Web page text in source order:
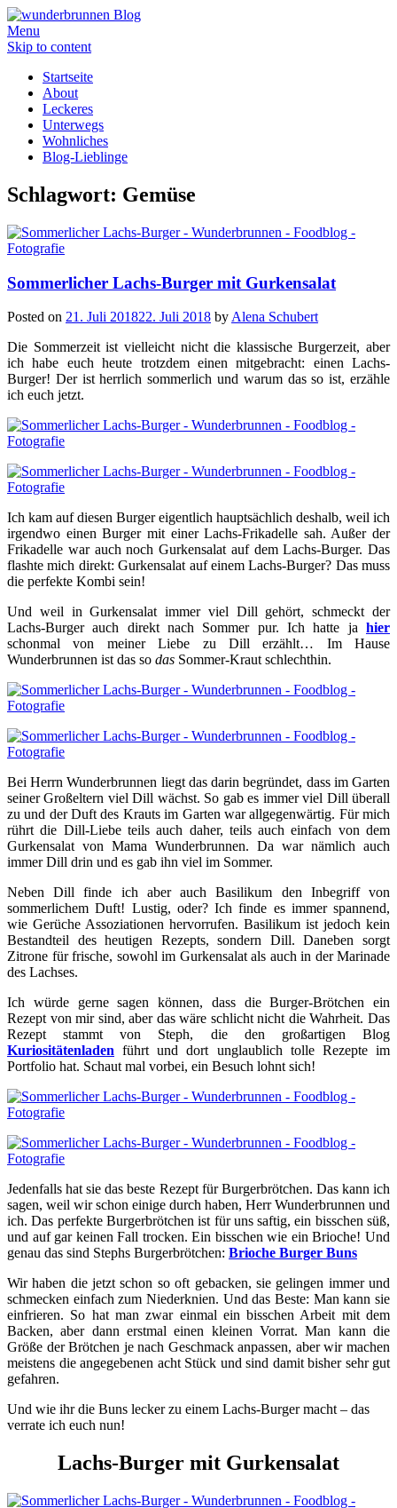
Menu
Skip to content
Startseite
About
Leckeres
Unterwegs
Wohnliches
Blog-Lieblinge
Schlagwort: Gemüse
Sommerlicher Lachs-Burger mit Gurkensalat
Posted on 21. Juli 201822. Juli 2018 by Alena Schubert
Die Sommerzeit ist vielleicht nicht die klassische Burgerzeit, aber
ich habe euch heute trotzdem einen mitgebracht: einen Lachs-
Burger! Der ist herrlich sommerlich und warum das so ist, erzähle
ich euch jetzt.
Ich kam auf diesen Burger eigentlich hauptsächlich deshalb, weil ich
irgendwo einen Burger mit einer Lachs-Frikadelle sah. Außer der
Frikadelle war auch noch Gurkensalat auf dem Lachs-Burger. Das
flashte mich direkt: Gurkensalat auf einem Lachs-Burger? Das muss
die perfekte Kombi sein!
Und weil in Gurkensalat immer viel Dill gehört, schmeckt der
Lachs-Burger auch direkt nach Sommer pur. Ich hatte ja hier
schonmal von meiner Liebe zu Dill erzählt… Im Hause
Wunderbrunnen ist das so das Sommer-Kraut schlechthin.
Bei Herrn Wunderbrunnen liegt das darin begründet, dass im Garten
seiner Großeltern viel Dill wächst. So gab es immer viel Dill überall
zu und der Duft des Krauts im Garten war allgegenwärtig. Für mich
rührt die Dill-Liebe teils auch daher, teils auch einfach von dem
Gurkensalat von Mama Wunderbrunnen. Da war nämlich auch
immer Dill drin und es gab ihn viel im Sommer.
Neben Dill finde ich aber auch Basilikum den Inbegriff von
sommerlichem Duft! Lustig, oder? Ich finde es immer spannend,
wie Gerüche Assoziationen hervorrufen. Basilikum ist jedoch kein
Bestandteil des heutigen Rezepts, sondern Dill. Daneben sorgt
Zitrone für frische, sowohl im Gurkensalat als auch in der Marinade
des Lachses.
Ich würde gerne sagen können, dass die Burger-Brötchen ein
Rezept von mir sind, aber das wäre schlicht nicht die Wahrheit. Das
Rezept stammt von Steph, die den großartigen Blog
Kuriositätenladen führt und dort unglaublich tolle Rezepte im
Portfolio hat. Schaut mal vorbei, ein Besuch lohnt sich!
Jedenfalls hat sie das beste Rezept für Burgerbrötchen. Das kann ich
sagen, weil wir schon einige durch haben, Herr Wunderbrunnen und
ich. Das perfekte Burgerbrötchen ist für uns saftig, ein bisschen süß,
und auf gar keinen Fall trocken. Ein bisschen wie ein Brioche! Und
genau das sind Stephs Burgerbrötchen: Brioche Burger Buns
Wir haben die jetzt schon so oft gebacken, sie gelingen immer und
schmecken einfach zum Niederknien. Und das Beste: Man kann sie
einfrieren. So hat man zwar einmal ein bisschen Arbeit mit dem
Backen, aber dann erstmal einen kleinen Vorrat. Man kann die
Größe der Brötchen je nach Geschmack anpassen, aber wir machen
meistens die angegebenen acht Stück und sind damit bisher sehr gut
gefahren.
Und wie ihr die Buns lecker zu einem Lachs-Burger macht – das
verrate ich euch nun!
Lachs-Burger mit Gurkensalat